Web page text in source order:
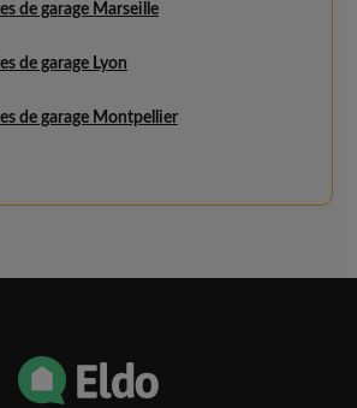
de garage Marseille
de garage Lyon
de garage Montpellier